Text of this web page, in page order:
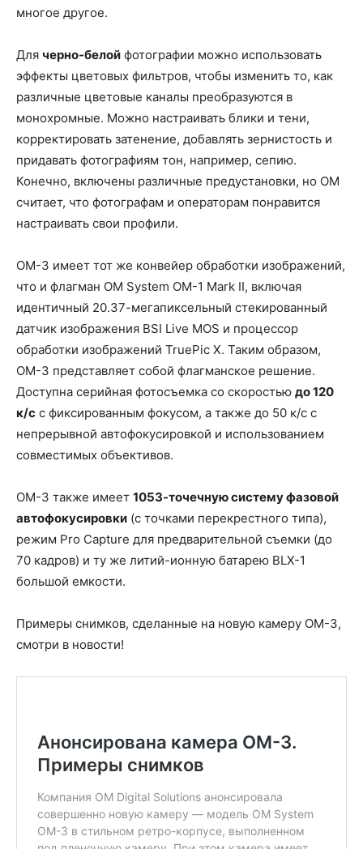
многое другое.
Для черно-белой фотографии можно использовать
эффекты цветовых фильтров, чтобы изменить то, как
различные цветовые каналы преобразуются в
монохромные. Можно настраивать блики и тени,
корректировать затенение, добавлять зернистость и
придавать фотографиям тон, например, сепию.
Конечно, включены различные предустановки, но OM
считает, что фотографам и операторам понравится
настраивать свои профили.
OM-3 имеет тот же конвейер обработки изображений,
что и флагман OM System OM-1 Mark II, включая
идентичный 20.37-мегапиксельный стекированный
датчик изображения BSI Live MOS и процессор
обработки изображений TruePic X. Таким образом,
OM-3 представляет собой флагманское решение.
Доступна серийная фотосъемка со скоростью до 120
к/с с фиксированным фокусом, а также до 50 к/с с
непрерывной автофокусировкой и использованием
совместимых объективов.
OM-3 также имеет 1053-точечную систему фазовой
автофокусировки (с точками перекрестного типа),
режим Pro Capture для предварительной съемки (до
70 кадров) и ту же литий-ионную батарею BLX-1
большой емкости.
Примеры снимков, сделанные на новую камеру OM-3,
смотри в новости!